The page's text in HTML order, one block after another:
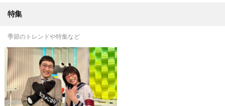
特集
季節のトレンドや特集など